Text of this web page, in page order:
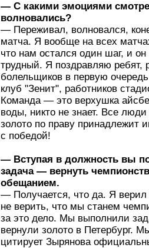
— С какими эмоциями
волновались?
— Переживал, волновался,
матча. Я вообще на всех
что нам остался один шаг, и
трудный. Я поздравляю ребят,
болельщиков в первую
клуб "Зенит", работников
Команда — это верхушка
воды, никто не знает. Все
золото по праву принадлежит
с победой!
— Вступая в должность вы
задача — вернуть
обещанием.
— Получается, что да. Я верил
не верить, что мы станем
за это дело. Мы выполнили
вернули золото в Петербург.
цитирует Зырянова